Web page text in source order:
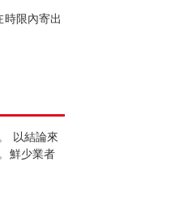
限內寄出
以結論來
鮮少業者